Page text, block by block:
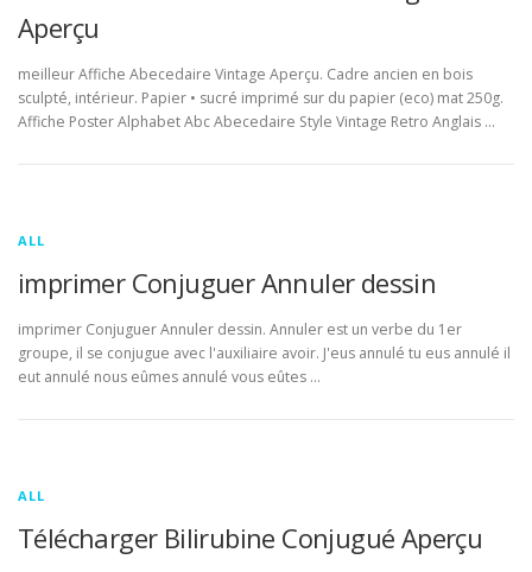
Aperçu
meilleur Affiche Abecedaire Vintage Aperçu. Cadre ancien en bois
sculpté, intérieur. Papier • sucré imprimé sur du papier (eco) mat 250g.
Affiche Poster Alphabet Abc Abecedaire Style Vintage Retro Anglais …
ALL
imprimer Conjuguer Annuler dessin
imprimer Conjuguer Annuler dessin. Annuler est un verbe du 1er
groupe, il se conjugue avec l'auxiliaire avoir. J'eus annulé tu eus annulé il
eut annulé nous eûmes annulé vous eûtes …
ALL
Télécharger Bilirubine Conjugué Aperçu